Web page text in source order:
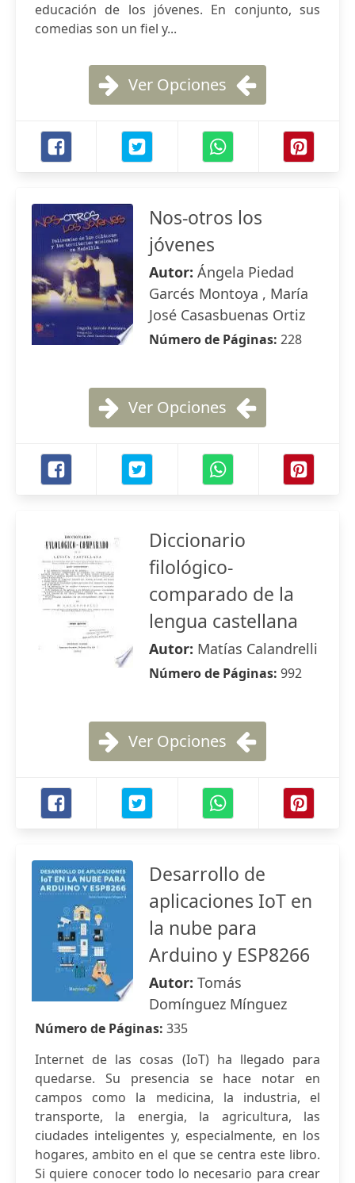
educación de los jóvenes. En conjunto, sus
comedias son un fiel y...
Ver Opciones
Nos-otros los
jóvenes
Autor: Ángela Piedad
Garcés Montoya , María
José Casasbuenas Ortiz
Número de Páginas: 228
Ver Opciones
Diccionario
filológico-
comparado de la
lengua castellana
Autor: Matías Calandrelli
Número de Páginas: 992
Ver Opciones
Desarrollo de
aplicaciones IoT en
la nube para
Arduino y ESP8266
Autor: Tomás
Domínguez Mínguez
Número de Páginas: 335
Internet de las cosas (IoT) ha llegado para
quedarse. Su presencia se hace notar en
campos como la medicina, la industria, el
transporte, la energia, la agricultura, las
ciudades inteligentes y, especialmente, en los
hogares, ambito en el que se centra este libro.
Si quiere conocer todo lo necesario para crear